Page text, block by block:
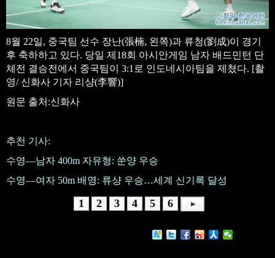
8월 22일, 중국팀 선수 장난(張楠, 왼쪽)과 류청(劉成)이 경기
후 축하하고 있다. 당일 제18회 아시안게임 남자 배드민턴 단
체전 결승전에서 중국팀이 3:1로 인도네시아팀을 제쳤다. [촬
영/ 신화사 기자 리샹(李響)]
원문 출처:신화사
추천 기사:
수영—남자 400m 자유형: 쑨양 우승
수영—여자 50m 배영: 류샹 우승…세계 신기록 달성
1 2 3 4 5 6